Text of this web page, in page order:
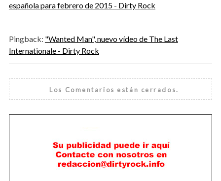
española para febrero de 2015 - Dirty Rock
Pingback: "Wanted Man", nuevo vídeo de The Last
Internationale - Dirty Rock
Los Comentarios están cerrados.